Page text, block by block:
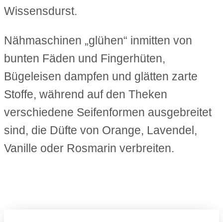
Wissensdurst.
Nähmaschinen „glühen“ inmitten von
bunten Fäden und Fingerhüten,
Bügeleisen dampfen und glätten zarte
Stoffe, während auf den Theken
verschiedene Seifenformen ausgebreitet
sind, die Düfte von Orange, Lavendel,
Vanille oder Rosmarin verbreiten.